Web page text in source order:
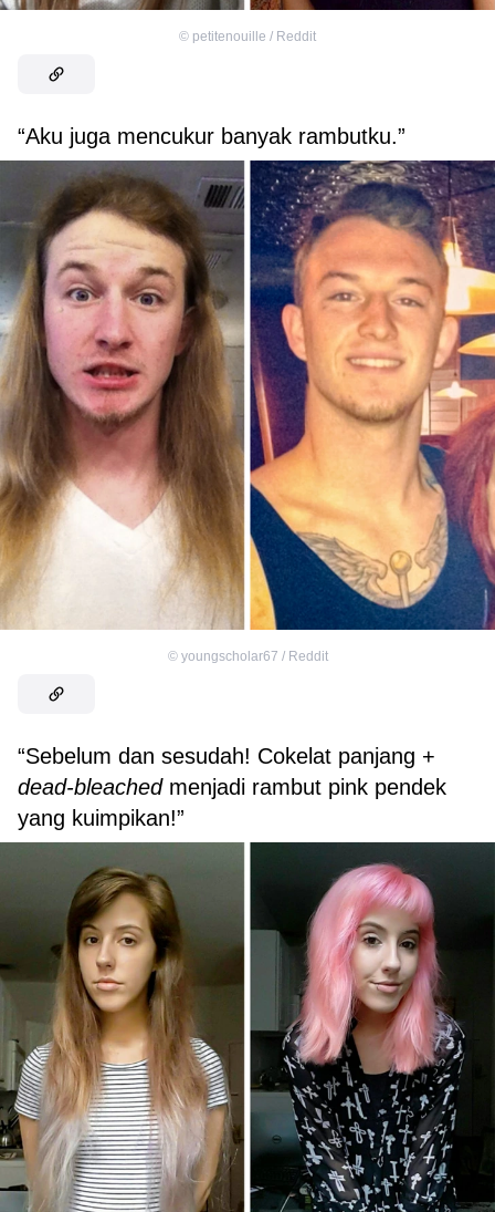
© petitenouille / Reddit
“Aku juga mencukur banyak rambutku.”
© youngscholar67 / Reddit
“Sebelum dan sesudah! Cokelat panjang +
dead-bleachedmenjadi rambut pink pendek
yang kuimpikan!”